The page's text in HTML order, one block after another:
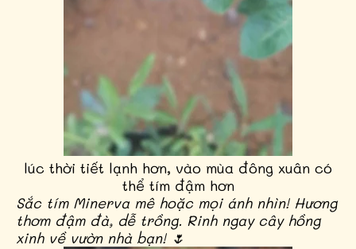
lúc thời tiết lạnh hơn, vào mùa đông xuân có
thể tím đậm hơn
Sắc tím Minerva mê hoặc mọi ánh nhìn! Hương
thơm đậm đà, dễ trồng. Rinh ngay cây hồng
xinh về vườn nhà bạn! 🌷